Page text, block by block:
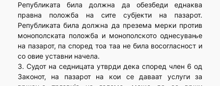
Републиката била должна да обезбеди еднаква
правна положба на сите субјекти на пазарот.
Републиката била должна да презема мерки против
монополската положба и монополското однесување
на пазарот, па според тоа таа не била восогласност и
со овие уставни начела.
3. Судот на седницата утврди дека според член 6 од
Законот, на пазарот на кои се даваат услуги за